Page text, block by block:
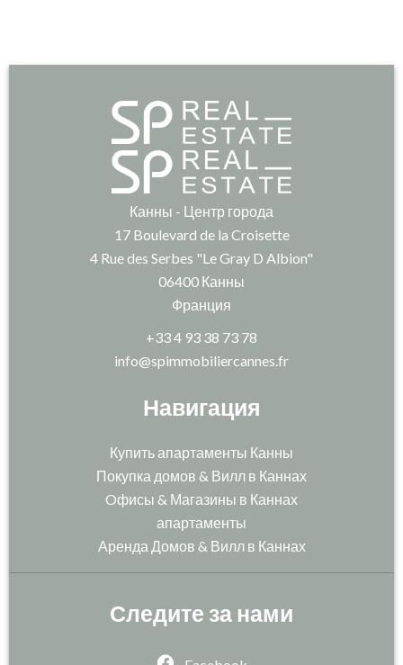
Навигация
Купить апартаменты Канны
Покупка домов & Вилл в Каннах
Oфисы & Магазины в Каннах
апартаменты
Аренда Домов & Вилл в Каннах
Канны - Центр города
17 Boulevard de la Croisette
4 Rue des Serbes "Le Gray D Albion"
06400 Канны
Франция
+33 4 93 38 73 78
info@spimmobiliercannes.fr
Следите за нами